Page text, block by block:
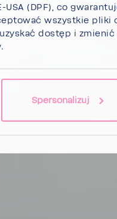
​USA (DPF), co
wszystkie pliki
uzyskać dostęp i
Spersonalizuj